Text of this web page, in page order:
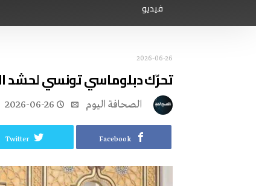
فيديو
2026-06-26
تحرّك دبلوماسي تونسي لحشد
2026-06-26
Facebook
Twitter